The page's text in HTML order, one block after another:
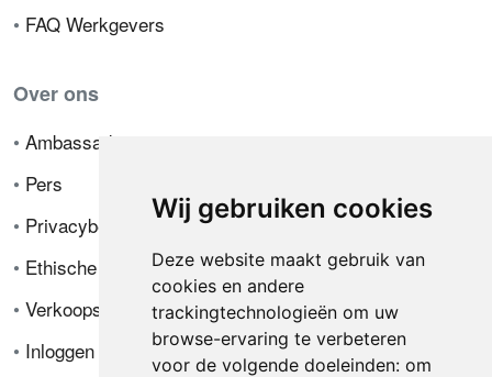
Wij gebruiken cookies
Deze website maakt gebruik van
cookies en andere
trackingtechnologieën om uw
browse-ervaring te verbeteren
voor de volgende doeleinden: om
• FAQ Werkgevers
Over ons
• Ambassador
• Pers
• Privacybeleid
• Ethische code
• Verkoopsvoorwaarden
• Inloggen